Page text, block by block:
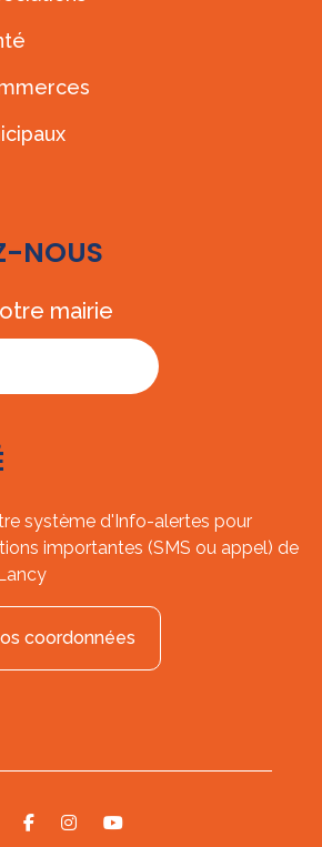
NOUS
mairie
système d'Info-alertes pour
importantes (SMS ou appel) de
coordonnées